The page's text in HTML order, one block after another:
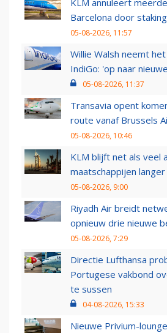
KLM annuleert
Barcelona door staking
05-08-2026, 11:57
Willie Walsh neemt
IndiGo: 'op naar
05-08-2026, 11:37
Transavia opent
route vanaf Brussels
05-08-2026, 10:46
KLM blijft net als veel
maatschappijen
05-08-2026, 9:00
Riyadh Air breidt
opnieuw drie nieuwe
05-08-2026, 7:29
Directie Lufthansa
Portugese vakbond
te sussen
04-08-2026, 15:33
Nieuwe Privium-